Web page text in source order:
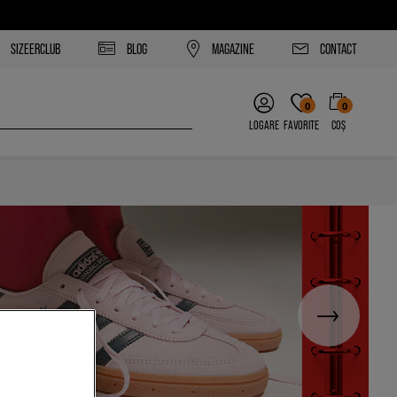
SIZEERCLUB BLOG MAGAZINE CONTACT
LOGARE
0
FAVORITE
0
COȘ